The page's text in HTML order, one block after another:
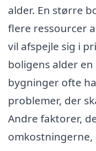
alder. En større
flere ressourcer
vil afspejle sig i
boligens alder
bygninger ofte
problemer, der
Andre faktorer,